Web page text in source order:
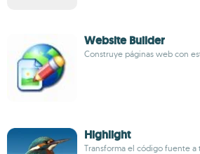
Website Builder
Construye páginas web con
Highlight
Transforma el código fuente